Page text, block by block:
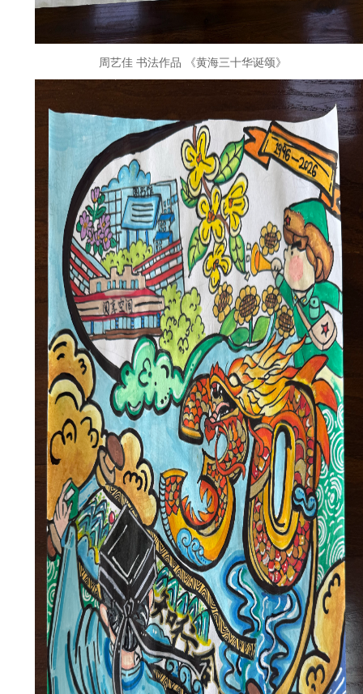
周艺佳 书法作品 《黄海三十华诞颂》